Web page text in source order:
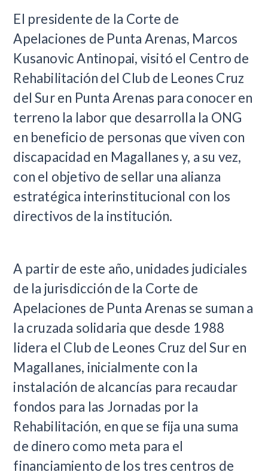
​El presidente de la Corte de
Apelaciones de Punta Arenas, Marcos
Kusanovic Antinopai, visitó el Centro de
Rehabilitación del Club de Leones Cruz
del Sur en Punta Arenas para conocer en
terreno la labor que desarrolla la ONG
en beneficio de personas que viven con
discapacidad en Magallanes y, a su vez,
con el objetivo de sellar una alianza
estratégica interinstitucional con los
directivos de la institución.
A partir de este año, unidades judiciales
de la jurisdicción de la Corte de
Apelaciones de Punta Arenas se suman a
la cruzada solidaria que desde 1988
lidera el Club de Leones Cruz del Sur en
Magallanes, inicialmente con la
instalación de alcancías para recaudar
fondos para las Jornadas por la
Rehabilitación, en que se fija una suma
de dinero como meta para el
financiamiento de los tres centros de